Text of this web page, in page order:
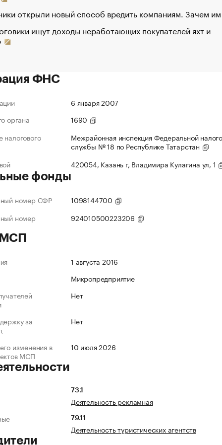
открыли новый способ вредить компаниям. Зачем
ищут доходы неработающих покупателей яхт и
ФНС
6 января 2007
органа
1690
налогового
Межрайонная инспекция Федеральной
службы № 18 по Республике Татарстан
420054, Казань г, Владимира Кулагина ул, 1
фонды
номер СФР
1098144700
номер
924010500223206
1 августа 2016
Микропредприятие
Нет
за
Нет
изменения в
МСП
10 июля 2026
73.1
Деятельность рекламная
79.11
Деятельность туристических агентств